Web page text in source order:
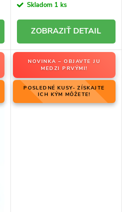
Skladom 1 ks
DETAIL
NOVINKA – OBJAVTE JU
MEDZI PRVÝMI!
POSLEDNÉ KUSY- ZÍSKAJTE
ICH KÝM MÔŽETE!